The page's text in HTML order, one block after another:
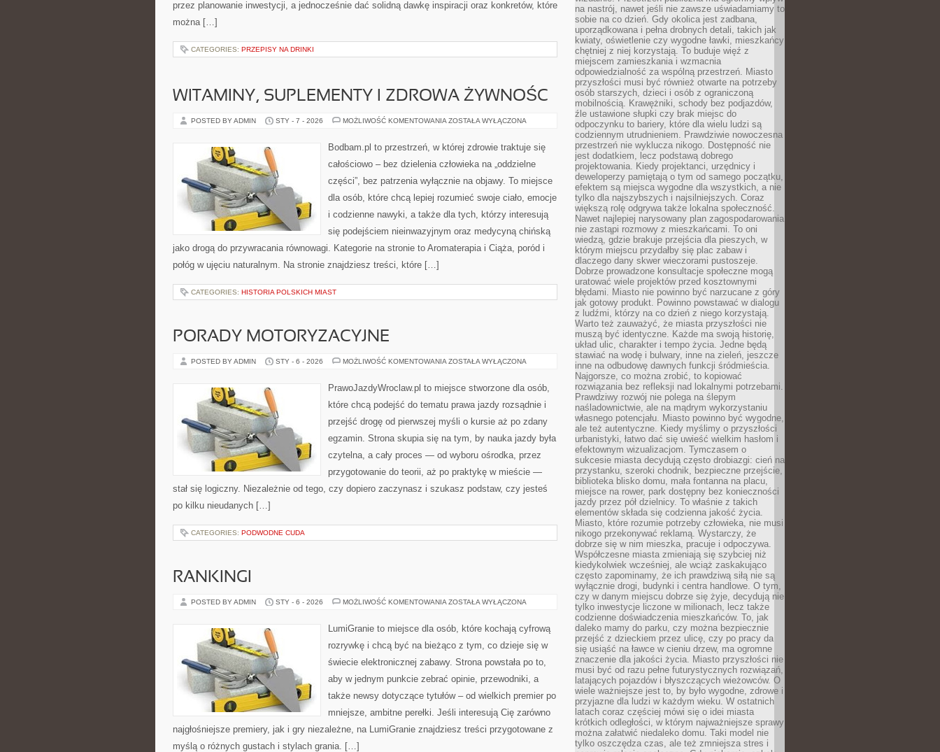
przez planowanie inwestycji, a jednocześnie dać solidną dawkę inspiracji oraz konkretów, które
można […]
CATEGORIES: PRZEPISY NA DRINKI
WITAMINY, SUPLEMENTY I ZDROWA ŻYWNOŚC
POSTED BY ADMIN STY - 7 - 2026 MOŻLIWOŚĆ KOMENTOWANIA WITAMINY,
ZDROWA
ŻYWNOŚC
ZOSTAŁA WYŁĄCZONA
Bodbam.pl to przestrzeń, w której zdrowie traktuje się
całościowo – bez dzielenia człowieka na „oddzielne
części”, bez patrzenia wyłącznie na objawy. To miejsce
dla osób, które chcą lepiej rozumieć swoje ciało, emocje
i codzienne nawyki, a także dla tych, którzy interesują
się podejściem nieinwazyjnym oraz medycyną chińską
jako drogą do przywracania równowagi. Kategorie na stronie to Aromaterapia i Ciąża, poród i
połóg w ujęciu naturalnym. Na stronie znajdziesz treści, które […]
CATEGORIES: HISTORIA POLSKICH MIAST
PORADY MOTORYZACYJNE
POSTED BY ADMIN STY - 6 - 2026 MOŻLIWOŚĆ KOMENTOWANIA PORADY
ZOSTAŁA WYŁĄCZONA
PrawoJazdyWroclaw.pl to miejsce stworzone dla osób,
które chcą podejść do tematu prawa jazdy rozsądnie i
przejść drogę od pierwszej myśli o kursie aż po zdany
egzamin. Strona skupia się na tym, by nauka jazdy była
czytelna, a cały proces — od wyboru ośrodka, przez
przygotowanie do teorii, aż po praktykę w mieście —
stał się logiczny. Niezależnie od tego, czy dopiero zaczynasz i szukasz podstaw, czy jesteś
po kilku nieudanych […]
CATEGORIES: PODWODNE CUDA
RANKINGI
POSTED BY ADMIN STY - 6 - 2026 MOŻLIWOŚĆ KOMENTOWANIA RANKINGI
ZOSTAŁA WYŁĄCZONA
LumiGranie to miejsce dla osób, które kochają cyfrową
rozrywkę i chcą być na bieżąco z tym, co dzieje się w
świecie elektronicznej zabawy. Strona powstała po to,
aby w jednym punkcie zebrać opinie, przewodniki, a
także newsy dotyczące tytułów – od wielkich premier po
mniejsze, ambitne perełki. Jeśli interesują Cię zarówno
najgłośniejsze premiery, jak i gry niezależne, na LumiGranie znajdziesz treści przygotowane z
myślą o różnych gustach i stylach grania. […]
na nastrój, nawet jeśli nie zawsze uświadamiamy to
sobie na co dzień. Gdy okolica jest zadbana,
uporządkowana i pełna drobnych detali, takich jak
kwiaty, oświetlenie czy wygodne ławki, mieszkańcy
chętniej z niej korzystają. To buduje więź z
miejscem zamieszkania i wzmacnia
odpowiedzialność za wspólną przestrzeń. Miasto
przyszłości musi być również otwarte na potrzeby
osób starszych, dzieci i osób z ograniczoną
mobilnością. Krawężniki, schody bez podjazdów,
źle ustawione słupki czy brak miejsc do
odpoczynku to bariery, które dla wielu ludzi są
codziennym utrudnieniem. Prawdziwie nowoczesna
przestrzeń nie wyklucza nikogo. Dostępność nie
jest dodatkiem, lecz podstawą dobrego
projektowania. Kiedy projektanci, urzędnicy i
deweloperzy pamiętają o tym od samego początku,
efektem są miejsca wygodne dla wszystkich, a nie
tylko dla najszybszych i najsilniejszych. Coraz
większą rolę odgrywa także lokalna społeczność.
Nawet najlepiej narysowany plan zagospodarowania
nie zastąpi rozmowy z mieszkańcami. To oni
wiedzą, gdzie brakuje przejścia dla pieszych, w
którym miejscu przydałby się plac zabaw i
dlaczego dany skwer wieczorami pustoszeje.
Dobrze prowadzone konsultacje społeczne mogą
uratować wiele projektów przed kosztownymi
błędami. Miasto nie powinno być narzucane z góry
jak gotowy produkt. Powinno powstawać w dialogu
z ludźmi, którzy na co dzień z niego korzystają.
Warto też zauważyć, że miasta przyszłości nie
muszą być identyczne. Każde ma swoją historię,
układ ulic, charakter i tempo życia. Jedne będą
stawiać na wodę i bulwary, inne na zieleń, jeszcze
inne na odbudowę dawnych funkcji śródmieścia.
Najgorsze, co można zrobić, to kopiować
rozwiązania bez refleksji nad lokalnymi potrzebami.
Prawdziwy rozwój nie polega na ślepym
naśladownictwie, ale na mądrym wykorzystaniu
własnego potencjału. Miasto powinno być wygodne,
ale też autentyczne. Kiedy myślimy o przyszłości
urbanistyki, łatwo dać się uwieść wielkim hasłom i
efektownym wizualizacjom. Tymczasem o
sukcesie miasta decydują często drobiazgi: cień na
przystanku, szeroki chodnik, bezpieczne przejście,
biblioteka blisko domu, mała fontanna na placu,
miejsce na rower, park dostępny bez konieczności
jazdy przez pół dzielnicy. To właśnie z takich
elementów składa się codzienna jakość życia.
Miasto, które rozumie potrzeby człowieka, nie musi
nikogo przekonywać reklamą. Wystarczy, że
dobrze się w nim mieszka, pracuje i odpoczywa.
Współczesne miasta zmieniają się szybciej niż
kiedykolwiek wcześniej, ale wciąż zaskakująco
często zapominamy, że ich prawdziwą siłą nie są
wyłącznie drogi, budynki i centra handlowe. O tym,
czy w danym miejscu dobrze się żyje, decydują nie
tylko inwestycje liczone w milionach, lecz także
codzienne doświadczenia mieszkańców. To, jak
daleko mamy do parku, czy można bezpiecznie
przejść z dzieckiem przez ulicę, czy po pracy da
się usiąść na ławce w cieniu drzew, ma ogromne
znaczenie dla jakości życia. Miasto przyszłości nie
musi być od razu pełne futurystycznych rozwiązań,
latających pojazdów i błyszczących wieżowców. O
wiele ważniejsze jest to, by było wygodne, zdrowe i
przyjazne dla ludzi w każdym wieku. W ostatnich
latach coraz częściej mówi się o idei miasta
krótkich odległości, w którym najważniejsze sprawy
można załatwić niedaleko domu. Taki model nie
tylko oszczędza czas, ale też zmniejsza stres i